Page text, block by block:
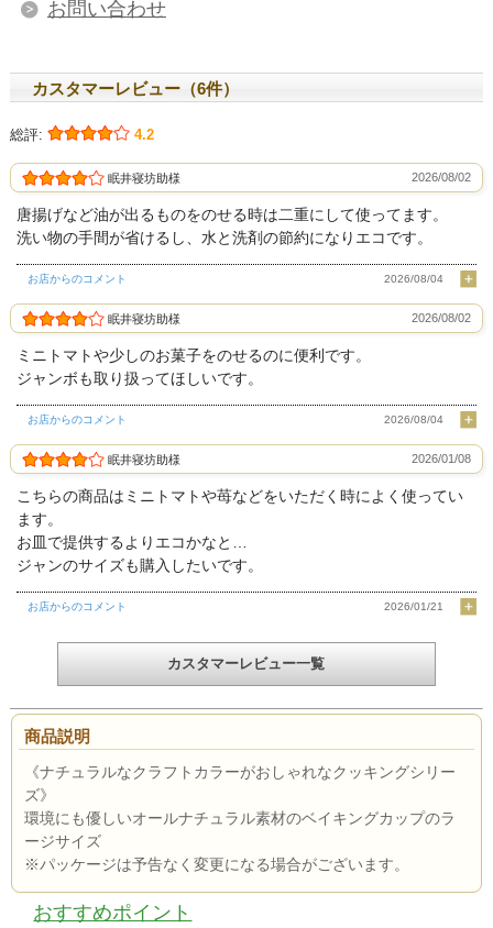
お問い合わせ
カスタマーレビュー（6件）
総評: 4.2
眠井寝坊助様 2026/08/02
唐揚げなど油が出るものをのせる時は二重にして使ってます。
洗い物の手間が省けるし、水と洗剤の節約になりエコです。
お店からのコメント 2026/08/04
眠井寝坊助様 2026/08/02
ミニトマトや少しのお菓子をのせるのに便利です。
ジャンボも取り扱ってほしいです。
お店からのコメント 2026/08/04
眠井寝坊助様 2026/01/08
こちらの商品はミニトマトや苺などをいただく時によく使ってい
ます。
お皿で提供するよりエコかなと…
ジャンのサイズも購入したいです。
お店からのコメント 2026/01/21
カスタマーレビュー一覧
商品説明
《ナチュラルなクラフトカラーがおしゃれなクッキングシリー
ズ》
環境にも優しいオールナチュラル素材のベイキングカップのラ
ージサイズ
※パッケージは予告なく変更になる場合がございます。
おすすめポイント